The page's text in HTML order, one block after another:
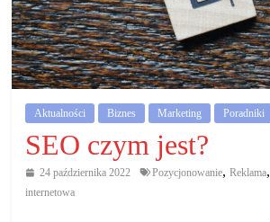
działalność
gospodarczą.
Porady
biznesowe
Aktualności Biznes Marketing Poradniki
SEO czym jest?
24 października 2022 Pozycjonowanie, Reklama,
internetowa